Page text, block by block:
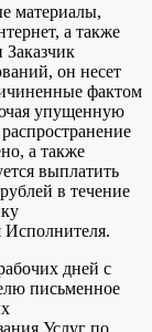
материалы,
а также
он несет
фактом
упущенную
а также
выплатить
в течение
Исполнителя.
дней с
письменное
Услуг по